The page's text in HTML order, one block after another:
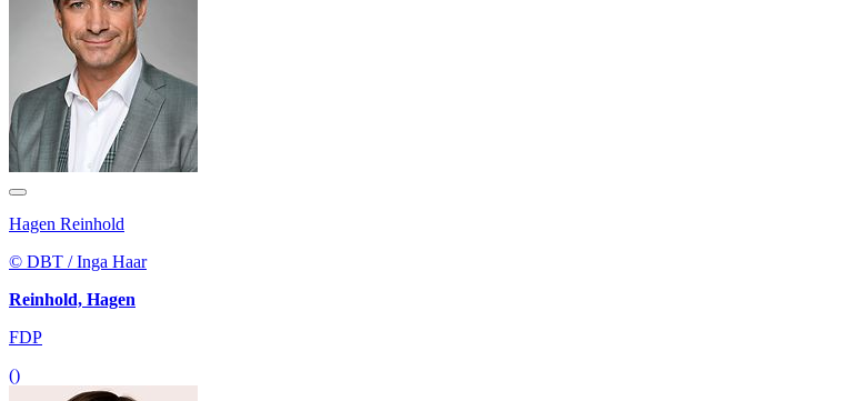
Hagen Reinhold
© DBT / Inga Haar
Reinhold, Hagen
FDP
()